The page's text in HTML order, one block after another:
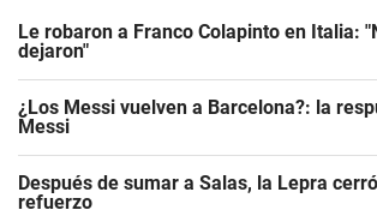
Le robaron a Franco Colapinto en Italia:
dejaron"
¿Los Messi vuelven a Barcelona?: la
Messi
Después de sumar a Salas, la Lepra
refuerzo